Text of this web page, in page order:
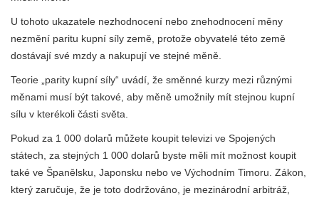
U tohoto ukazatele nezhodnocení nebo znehodnocení měny
nezmění paritu kupní síly země, protože obyvatelé této země
dostávají své mzdy a nakupují ve stejné měně.
Teorie „parity kupní síly“ uvádí, že směnné kurzy mezi různými
měnami musí být takové, aby měně umožnily mít stejnou kupní
sílu v kterékoli části světa.
Pokud za 1 000 dolarů můžete koupit televizi ve Spojených
státech, za stejných 1 000 dolarů byste měli mít možnost koupit
také ve Španělsku, Japonsku nebo ve Východním Timoru. Zákon,
který zaručuje, že je toto dodržováno, je mezinárodní arbitráž,